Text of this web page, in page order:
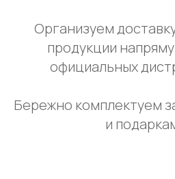
Организуем
продукции
официальных
Бережно комплектуем
и